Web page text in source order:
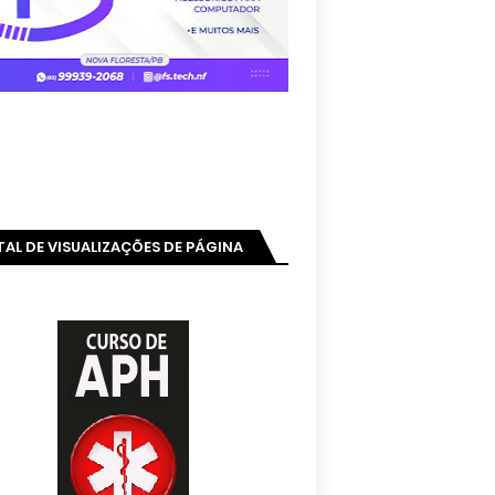
DE VISUALIZAÇÕES DE PÁGINA